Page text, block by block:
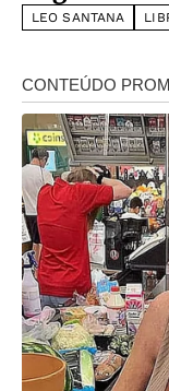
LEO SANTANA